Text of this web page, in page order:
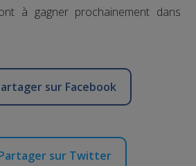
à gagner prochainement dans
sur Facebook
sur Twitter